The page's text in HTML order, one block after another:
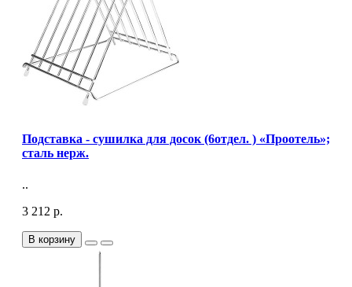
Подставка - сушилка для досок (6отдел. ) «Проотель»;
сталь нерж.
..
3 212 р.
В корзину